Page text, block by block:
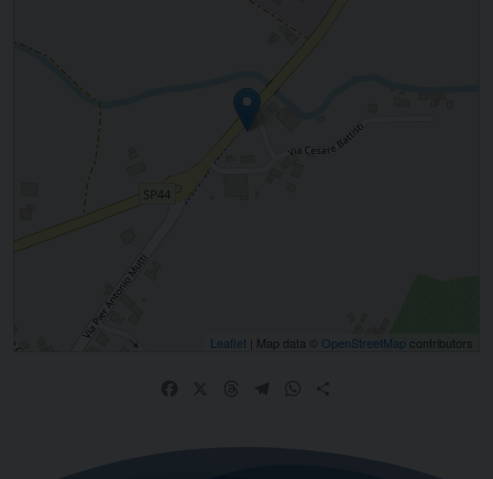
Leaflet | Map data © OpenStreetMap contributors